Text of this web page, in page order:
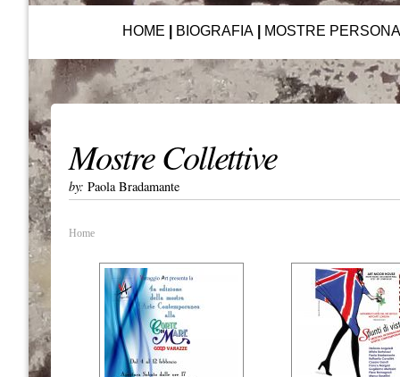
HOME BIOGRAFIA MOSTRE
Mostre Collettive
by: Paola Bradamante
Home